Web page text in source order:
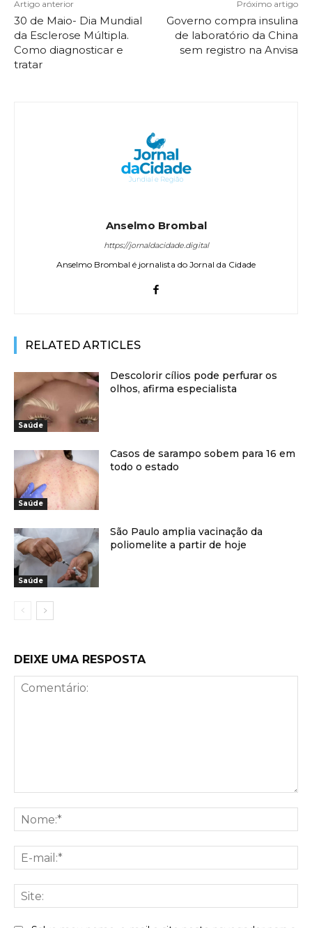
Artigo anterior
30 de Maio- Dia Mundial
da Esclerose Múltipla.
Como diagnosticar e
tratar
Próximo artigo
Governo compra insulina
de laboratório da China
sem registro na Anvisa
Anselmo Brombal
https://jornaldacidade.digital
Anselmo Brombal é jornalista do Jornal da Cidade
RELATED ARTICLES
Saúde
Descolorir cílios pode perfurar os
olhos, afirma especialista
Saúde
Casos de sarampo sobem para 16 em
todo o estado
Saúde
São Paulo amplia vacinação da
poliomelite a partir de hoje
DEIXE UMA RESPOSTA